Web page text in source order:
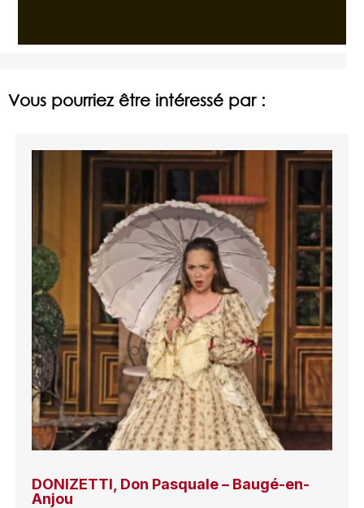
Vous pourriez être intéressé par :
DONIZETTI, Don Pasquale – Baugé-en-
Anjou